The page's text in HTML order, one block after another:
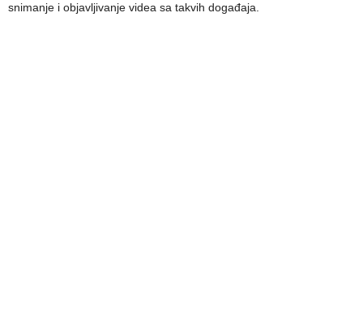
snimanje i objavljivanje videa sa takvih događaja.